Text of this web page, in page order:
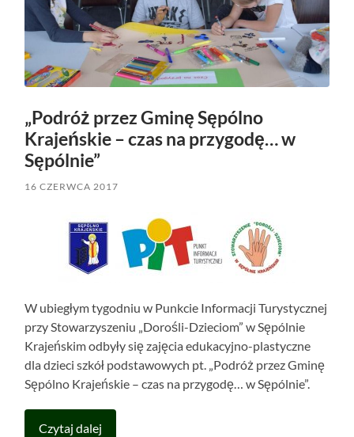
„Podróż przez Gminę Sępólno
Krajeńskie – czas na przygodę… w
Sępólnie”
16 CZERWCA 2017
W ubiegłym tygodniu w Punkcie Informacji Turystycznej
przy Stowarzyszeniu „Dorośli-Dzieciom” w Sępólnie
Krajeńskim odbyły się zajęcia edukacyjno-plastyczne
dla dzieci szkół podstawowych pt. „Podróż przez Gminę
Sępólno Krajeńskie – czas na przygodę… w Sępólnie”.
Czytaj dalej